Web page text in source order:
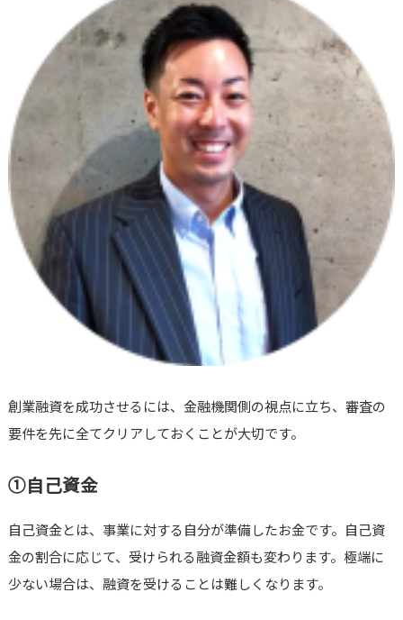
創業融資を成功させるには、金融機関側の視点に立ち、審査の
要件を先に全てクリアしておくことが大切です。
①自己資金
自己資金とは、事業に対する自分が準備したお金です。自己資
金の割合に応じて、受けられる融資金額も変わります。極端に
少ない場合は、融資を受けることは難しくなります。